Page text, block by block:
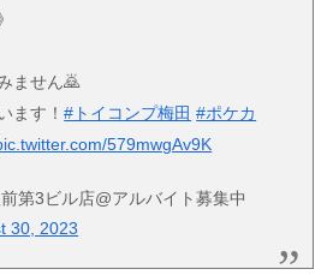
ません🙇
ます！#トイコンプ梅田 #ポケカ
579mwgAv9K
第3ビル店@アルバイト募集中
30, 2023